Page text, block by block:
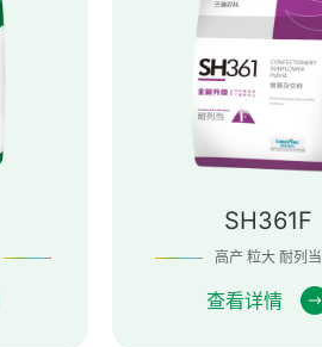
SH361F
高产 粒大 耐列当
查看详情